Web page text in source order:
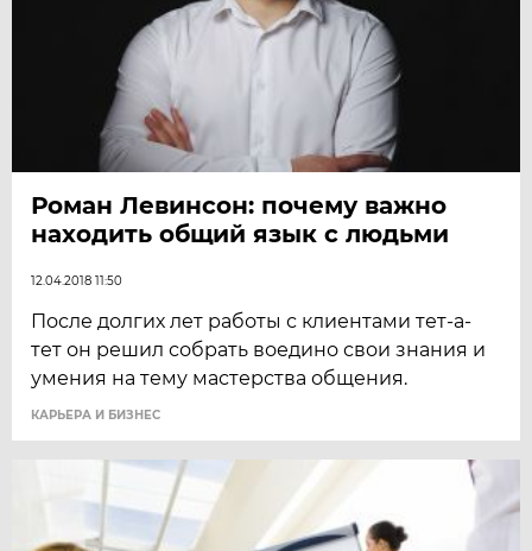
Роман Левинсон: почему важно
находить общий язык с людьми
12.04.2018 11:50
После долгих лет работы с клиентами тет-а-
тет он решил собрать воедино свои знания и
умения на тему мастерства общения.
КАРЬЕРА И БИЗНЕС